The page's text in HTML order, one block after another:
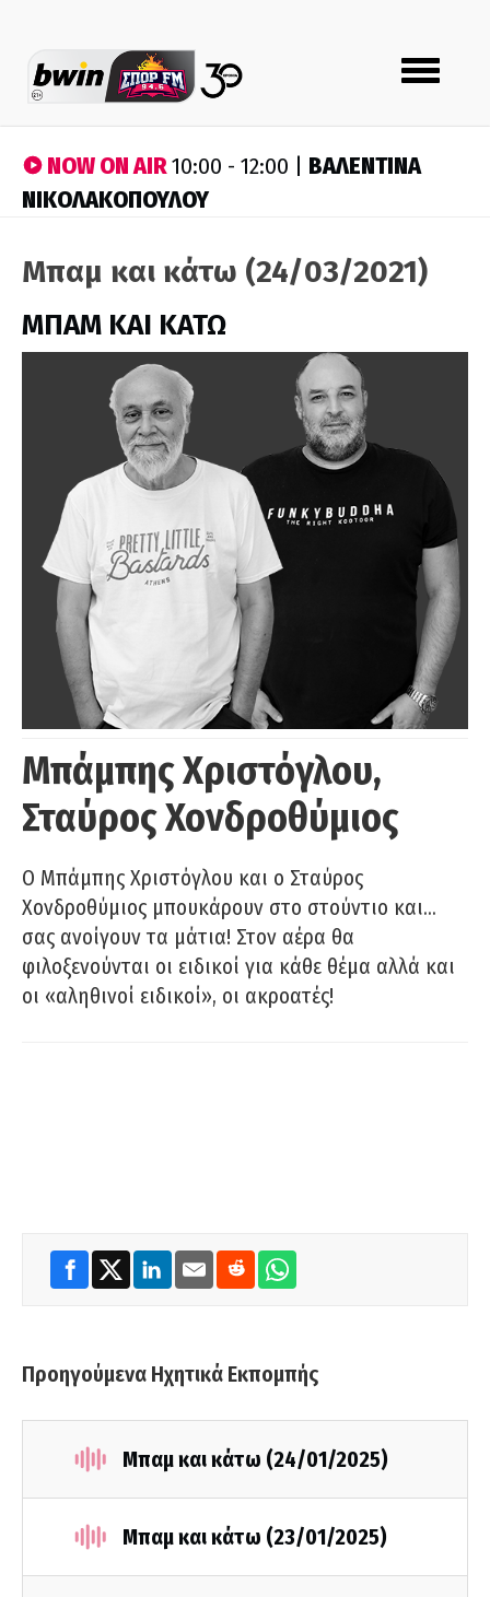
Toggle
navigation
NOW ON AIR10:00 - 12:00 | ΒΑΛΕΝΤΙΝΑ
ΝΙΚΟΛΑΚΟΠΟΥΛΟΥ
Μπαμ και κάτω (24/03/2021)
ΜΠΑΜ ΚΑΙ ΚΑΤΩ
Μπάμπης Χριστόγλου,
Σταύρος Χονδροθύμιος
O Μπάμπης Χριστόγλου και ο Σταύρος
Χονδροθύμιος μπουκάρουν στο στούντιο και…
σας ανοίγουν τα μάτια! Στον αέρα θα
φιλοξενούνται οι ειδικοί για κάθε θέμα αλλά και
οι «αληθινοί ειδικοί», οι ακροατές!
Προηγούμενα Ηχητικά Εκπομπής
Μπαμ και κάτω (24/01/2025)
Μπαμ και κάτω (23/01/2025)